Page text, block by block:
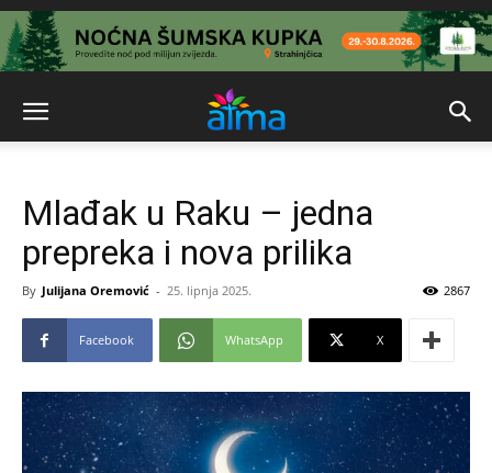
Mlađak u Raku – jedna
prepreka i nova prilika
By Julijana Oremović - 25. lipnja 2025. 2867
Facebook WhatsApp X